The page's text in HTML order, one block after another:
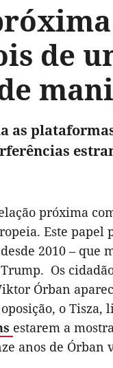
de
as
próxima
Este papel
2010 – que
Os
Órban
o Tisza,
estarem a
anos de Órban